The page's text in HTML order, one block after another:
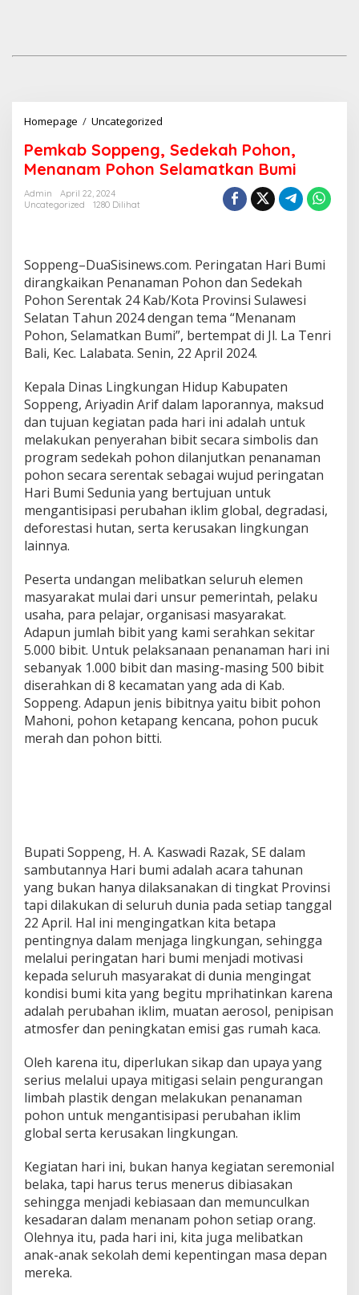
Homepage / Uncategorized
Sedekah
Pohon,
Menanam
Pemkab Soppeng, Sedekah Pohon,
Menanam Pohon Selamatkan Bumi
Admin
April 22, 2024
Uncategorized
1280 Dilihat
Soppeng–DuaSisinews.com. Peringatan Hari Bumi
dirangkaikan Penanaman Pohon dan Sedekah
Pohon Serentak 24 Kab/Kota Provinsi Sulawesi
Selatan Tahun 2024 dengan tema “Menanam
Pohon, Selamatkan Bumi”, bertempat di Jl. La Tenri
Bali, Kec. Lalabata. Senin, 22 April 2024.
Kepala Dinas Lingkungan Hidup Kabupaten
Soppeng, Ariyadin Arif dalam laporannya, maksud
dan tujuan kegiatan pada hari ini adalah untuk
melakukan penyerahan bibit secara simbolis dan
program sedekah pohon dilanjutkan penanaman
pohon secara serentak sebagai wujud peringatan
Hari Bumi Sedunia yang bertujuan untuk
mengantisipasi perubahan iklim global, degradasi,
deforestasi hutan, serta kerusakan lingkungan
lainnya.
Peserta undangan melibatkan seluruh elemen
masyarakat mulai dari unsur pemerintah, pelaku
usaha, para pelajar, organisasi masyarakat.
Adapun jumlah bibit yang kami serahkan sekitar
5.000 bibit. Untuk pelaksanaan penanaman hari ini
sebanyak 1.000 bibit dan masing-masing 500 bibit
diserahkan di 8 kecamatan yang ada di Kab.
Soppeng. Adapun jenis bibitnya yaitu bibit pohon
Mahoni, pohon ketapang kencana, pohon pucuk
merah dan pohon bitti.
Bupati Soppeng, H. A. Kaswadi Razak, SE dalam
sambutannya Hari bumi adalah acara tahunan
yang bukan hanya dilaksanakan di tingkat Provinsi
tapi dilakukan di seluruh dunia pada setiap tanggal
22 April. Hal ini mengingatkan kita betapa
pentingnya dalam menjaga lingkungan, sehingga
melalui peringatan hari bumi menjadi motivasi
kepada seluruh masyarakat di dunia mengingat
kondisi bumi kita yang begitu mprihatinkan karena
adalah perubahan iklim, muatan aerosol, penipisan
atmosfer dan peningkatan emisi gas rumah kaca.
Oleh karena itu, diperlukan sikap dan upaya yang
serius melalui upaya mitigasi selain pengurangan
limbah plastik dengan melakukan penanaman
pohon untuk mengantisipasi perubahan iklim
global serta kerusakan lingkungan.
Kegiatan hari ini, bukan hanya kegiatan seremonial
belaka, tapi harus terus menerus dibiasakan
sehingga menjadi kebiasaan dan memunculkan
kesadaran dalam menanam pohon setiap orang.
Olehnya itu, pada hari ini, kita juga melibatkan
anak-anak sekolah demi kepentingan masa depan
mereka.